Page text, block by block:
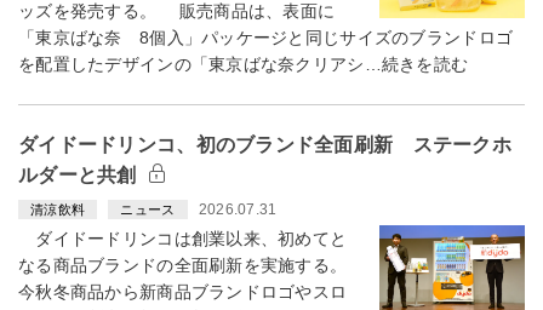
ッズを発売する。 販売商品は、表面に
「東京ばな奈 8個入」パッケージと同じサイズのブランドロゴ
を配置したデザインの「東京ばな奈クリアシ…続きを読む
ダイドードリンコ、初のブランド全面刷新 ステークホ
ルダーと共創
清涼飲料 ニュース 2026.07.31
ダイドードリンコは創業以来、初めてと
なる商品ブランドの全面刷新を実施する。
今秋冬商品から新商品ブランドロゴやスロ